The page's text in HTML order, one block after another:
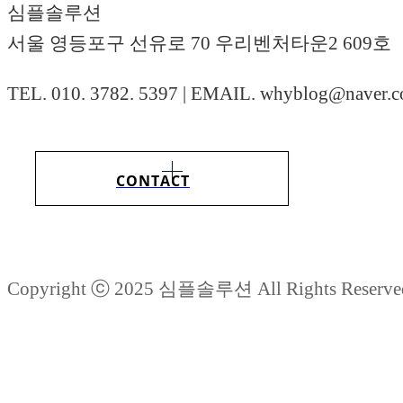
심플솔루션
서울 영등포구 선유로 70 우리벤처타운2 609호
TEL. 010. 3782. 5397 | EMAIL.
CONTACT
Copyright ⓒ 2025 심플솔루션 All Rights